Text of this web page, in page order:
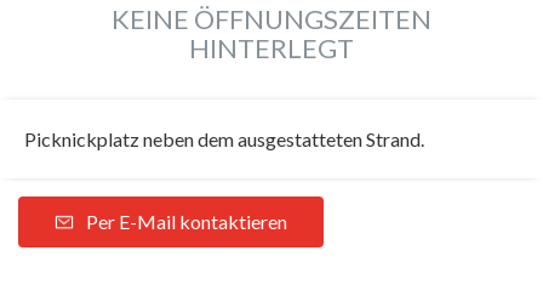
KEINE ÖFFNUNGSZEITEN
HINTERLEGT
Picknickplatz neben dem ausgestatteten Strand.
Per E-Mail kontaktieren